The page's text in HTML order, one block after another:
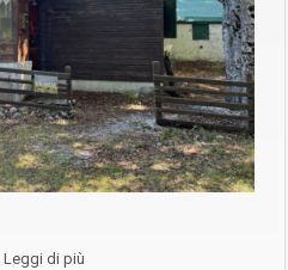
Leggi di più